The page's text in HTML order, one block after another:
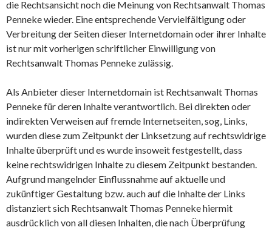
die Rechtsansicht noch die Meinung von Rechtsanwalt Thomas
Penneke wieder. Eine entsprechende Vervielfältigung oder
Verbreitung der Seiten dieser Internetdomain oder ihrer Inhalte
ist nur mit vorherigen schriftlicher Einwilligung von
Rechtsanwalt Thomas Penneke zulässig.
Als Anbieter dieser Internetdomain ist Rechtsanwalt Thomas
Penneke für deren Inhalte verantwortlich. Bei direkten oder
indirekten Verweisen auf fremde Internetseiten, sog, Links,
wurden diese zum Zeitpunkt der Linksetzung auf rechtswidrige
Inhalte überprüft und es wurde insoweit festgestellt, dass
keine rechtswidrigen Inhalte zu diesem Zeitpunkt bestanden.
Aufgrund mangelnder Einflussnahme auf aktuelle und
zukünftiger Gestaltung bzw. auch auf die Inhalte der Links
distanziert sich Rechtsanwalt Thomas Penneke hiermit
ausdrücklich von all diesen Inhalten, die nach Überprüfung